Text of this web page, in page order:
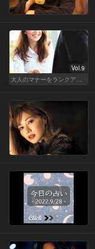
Vol.9